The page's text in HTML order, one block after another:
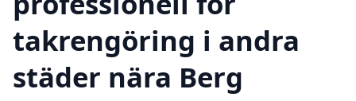
takrengöring i andra
städer nära Berg